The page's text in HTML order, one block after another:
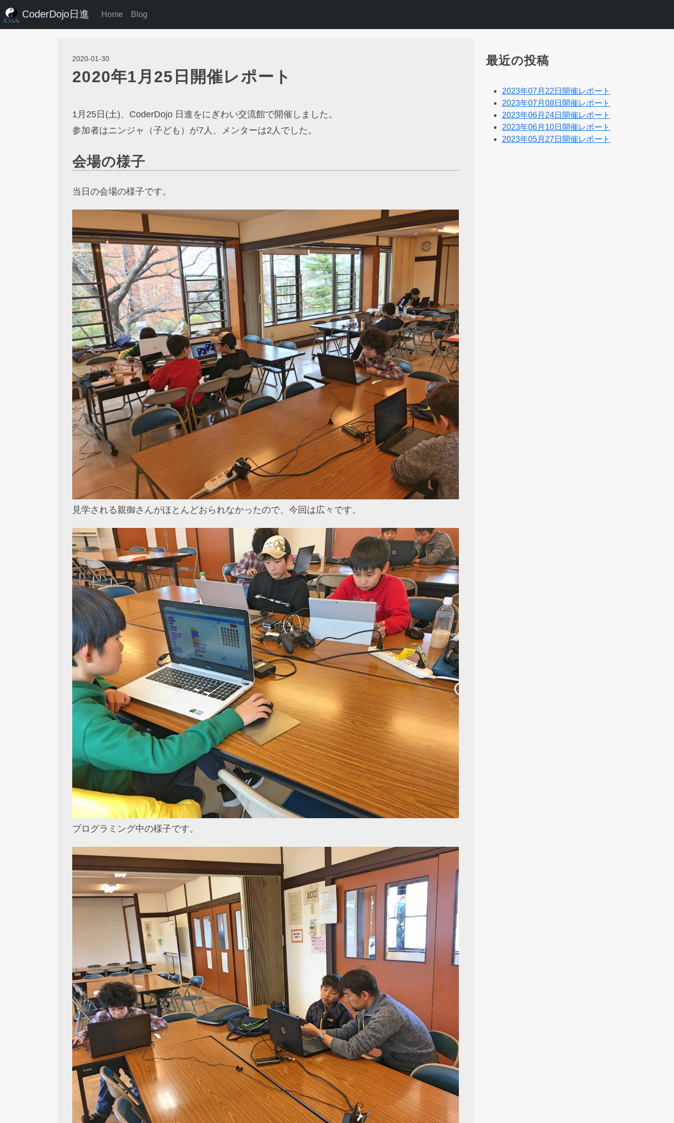
CoderDojo日進 Home Blog
2020-01-30
2020年1月25日開催レポート
1月25日(土)、CoderDojo 日進をにぎわい交流館で開催しました。
参加者はニンジャ（子ども）が7人、メンターは2人でした。
会場の様子
当日の会場の様子です。
見学される親御さんがほとんどおられなかったので、今回は広々です。
プログラミング中の様子です。
最近の投稿
2023年07月22日開催レポート
2023年07月08日開催レポート
2023年06月24日開催レポート
2023年06月10日開催レポート
2023年05月27日開催レポート